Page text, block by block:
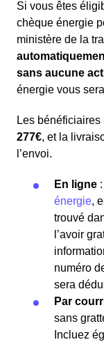
Si vous êtes
chèque énergie
ministère de la
sans aucune
énergie vous
Les
277€, et la
l’envoi.
En ligne
énergie,
trouvé
l’avoir
numéro
sera
Par
sans
Incluez